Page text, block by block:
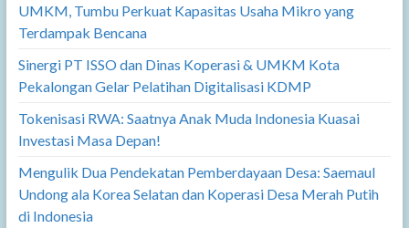
UMKM, Tumbu Perkuat Kapasitas Usaha Mikro yang
Terdampak Bencana
Sinergi PT ISSO dan Dinas Koperasi & UMKM Kota
Pekalongan Gelar Pelatihan Digitalisasi KDMP
Tokenisasi RWA: Saatnya Anak Muda Indonesia Kuasai
Investasi Masa Depan!
Mengulik Dua Pendekatan Pemberdayaan Desa: Saemaul
Undong ala Korea Selatan dan Koperasi Desa Merah Putih
di Indonesia